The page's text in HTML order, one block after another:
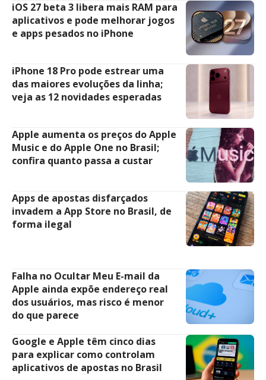
iOS 27 beta 3 libera mais RAM para
aplicativos e pode melhorar jogos
e apps pesados no iPhone
iPhone 18 Pro pode estrear uma
das maiores evoluções da linha;
veja as 12 novidades esperadas
Apple aumenta os preços do Apple
Music e do Apple One no Brasil;
confira quanto passa a custar
Apps de apostas disfarçados
invadem a App Store no Brasil, de
forma ilegal
Falha no Ocultar Meu E-mail da
Apple ainda expõe endereço real
dos usuários, mas risco é menor
do que parece
Google e Apple têm cinco dias
para explicar como controlam
aplicativos de apostas no Brasil